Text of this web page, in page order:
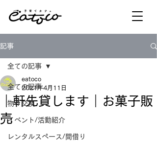
記事
全ての記事
物々交換
イベント/活動紹介
レンタルスペース/間借り
全ての記事
｜軒先貸します｜お菓子販
売
eatoco
2021年4月11日